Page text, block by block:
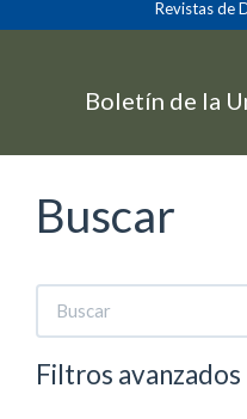
principal
Barra
Revistas de
Boletín de la
Buscar
Buscar
artículos
por
Filtros avanzados